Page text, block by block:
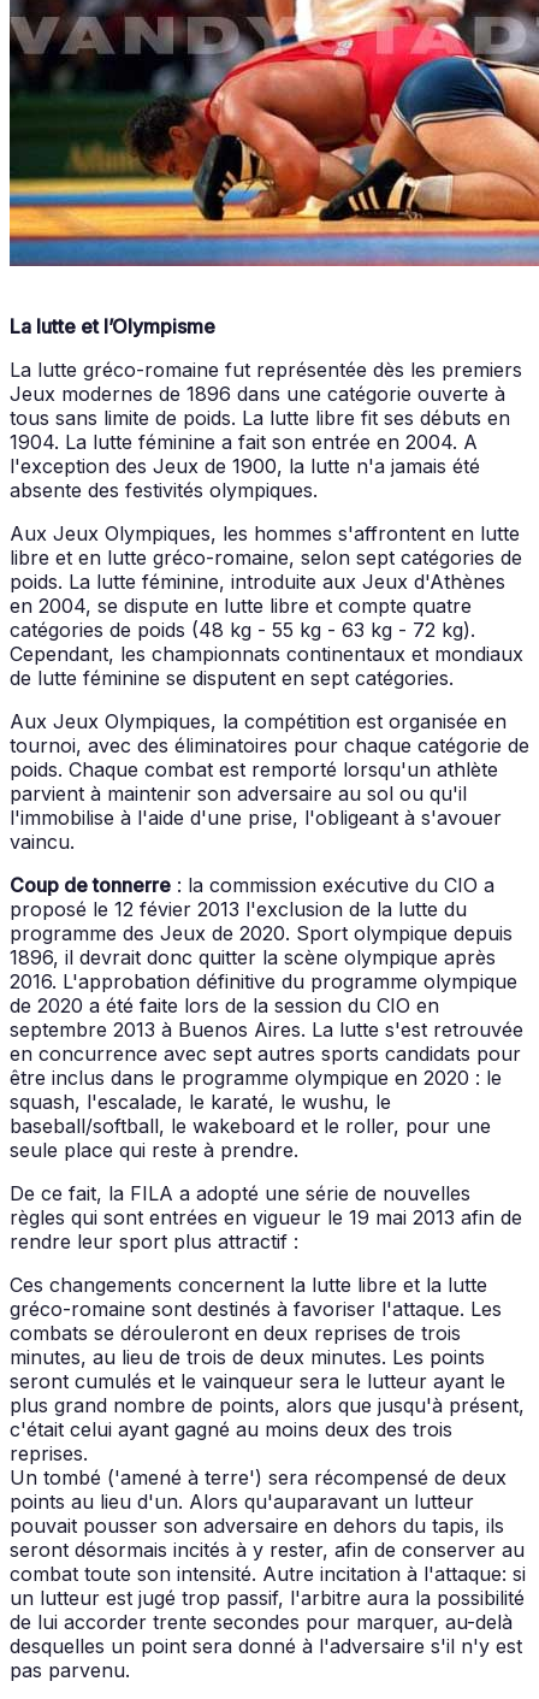
La lutte et l’Olympisme
La lutte gréco-romaine fut représentée dès les premiers
Jeux modernes de 1896 dans une catégorie ouverte à
tous sans limite de poids. La lutte libre fit ses débuts en
1904. La lutte féminine a fait son entrée en 2004. A
l'exception des Jeux de 1900, la lutte n'a jamais été
absente des festivités olympiques.
Aux Jeux Olympiques, les hommes s'affrontent en lutte
libre et en lutte gréco-romaine, selon sept catégories de
poids. La lutte féminine, introduite aux Jeux d'Athènes
en 2004, se dispute en lutte libre et compte quatre
catégories de poids (48 kg - 55 kg - 63 kg - 72 kg).
Cependant, les championnats continentaux et mondiaux
de lutte féminine se disputent en sept catégories.
Aux Jeux Olympiques, la compétition est organisée en
tournoi, avec des éliminatoires pour chaque catégorie de
poids. Chaque combat est remporté lorsqu'un athlète
parvient à maintenir son adversaire au sol ou qu'il
l'immobilise à l'aide d'une prise, l'obligeant à s'avouer
vaincu.
Coup de tonnerre : la commission exécutive du CIO a
proposé le 12 févier 2013 l'exclusion de la lutte du
programme des Jeux de 2020. Sport olympique depuis
1896, il devrait donc quitter la scène olympique après
2016. L'approbation définitive du programme olympique
de 2020 a été faite lors de la session du CIO en
septembre 2013 à Buenos Aires. La lutte s'est retrouvée
en concurrence avec sept autres sports candidats pour
être inclus dans le programme olympique en 2020 : le
squash, l'escalade, le karaté, le wushu, le
baseball/softball, le wakeboard et le roller, pour une
seule place qui reste à prendre.
De ce fait, la FILA a adopté une série de nouvelles
règles qui sont entrées en vigueur le 19 mai 2013 afin de
rendre leur sport plus attractif :
Ces changements concernent la lutte libre et la lutte
gréco-romaine sont destinés à favoriser l'attaque. Les
combats se dérouleront en deux reprises de trois
minutes, au lieu de trois de deux minutes. Les points
seront cumulés et le vainqueur sera le lutteur ayant le
plus grand nombre de points, alors que jusqu'à présent,
c'était celui ayant gagné au moins deux des trois
reprises.
Un tombé ('amené à terre') sera récompensé de deux
points au lieu d'un. Alors qu'auparavant un lutteur
pouvait pousser son adversaire en dehors du tapis, ils
seront désormais incités à y rester, afin de conserver au
combat toute son intensité. Autre incitation à l'attaque: si
un lutteur est jugé trop passif, l'arbitre aura la possibilité
de lui accorder trente secondes pour marquer, au-delà
desquelles un point sera donné à l'adversaire s'il n'y est
pas parvenu.